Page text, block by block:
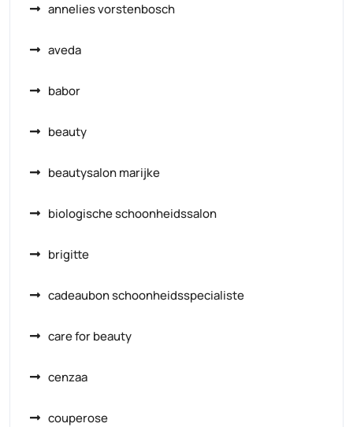
annelies vorstenbosch
aveda
babor
beauty
beautysalon marijke
biologische schoonheidssalon
brigitte
cadeaubon schoonheidsspecialiste
care for beauty
cenzaa
couperose